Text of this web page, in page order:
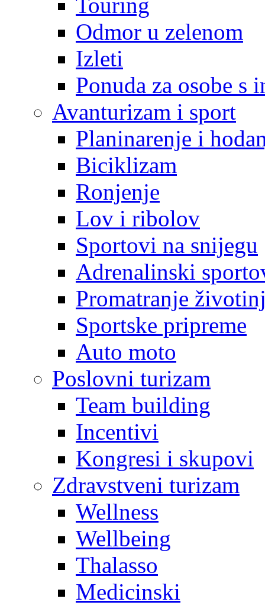
Odmor u zelenom
Izleti
Ponuda za osobe s
Avanturizam i sport
Planinarenje i
Biciklizam
Ronjenje
Lov i ribolov
Sportovi na snijegu
Adrenalinski
Promatranje
Sportske pripreme
Auto moto
Poslovni turizam
Team building
Incentivi
Kongresi i skupovi
Zdravstveni turizam
Wellness
Wellbeing
Thalasso
Medicinski